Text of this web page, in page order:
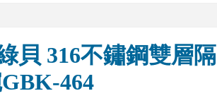
貝 316不鏽鋼雙層隔
464